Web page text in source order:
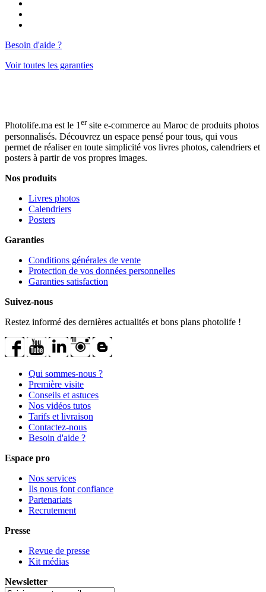
Besoin d'aide ?
Voir toutes les garanties
Photolife.ma est le 1ersite e-commerce au Maroc de produits photos
personnalisés. Découvrez un espace pensé pour tous, qui vous
permet de réaliser en toute simplicité vos livres photos, calendriers et
posters à partir de vos propres images.
Nos produits
Livres photos
Calendriers
Posters
Garanties
Conditions générales de vente
Protection de vos données personnelles
Garanties satisfaction
Suivez-nous
Restez informé des dernières actualités et bons plans photolife !
Qui sommes-nous ?
Première visite
Conseils et astuces
Nos vidéos tutos
Tarifs et livraison
Contactez-nous
Besoin d'aide ?
Espace pro
Nos services
Ils nous font confiance
Partenariats
Recrutement
Presse
Revue de presse
Kit médias
Newsletter